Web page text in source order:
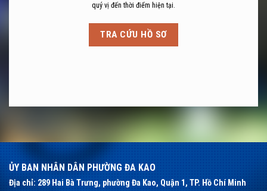
quý vị đến thời điểm hiện tại.
TRA CỨU HỒ SƠ
ỦY BAN NHÂN DÂN PHƯỜNG ĐA KAO
Địa chỉ: 289 Hai Bà Trưng, phường Đa Kao, Quận 1, TP. Hồ Chí Minh